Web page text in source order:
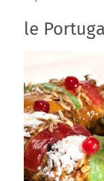
le